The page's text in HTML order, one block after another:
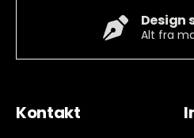
Design
Alt fra
Kontakt